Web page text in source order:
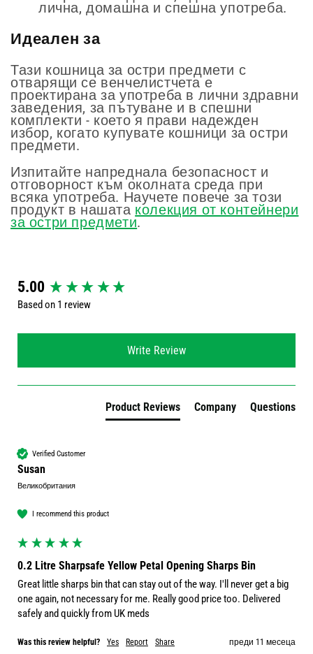
лична, домашна и спешна употреба.
Идеален за
Тази кошница за остри предмети с
отварящи се венчелистчета е
проектирана за употреба в лични здравни
заведения, за пътуване и в спешни
комплекти - което я прави надежден
избор, когато купувате кошници за остри
предмети.
Изпитайте напреднала безопасност и
отговорност към околната среда при
всяка употреба. Научете повече за този
продукт в нашата колекция от контейнери
за остри предмети.
5.00
Based on 1 review
Write Review
Product Reviews Company Questions
Verified Customer
Susan
Великобритания
I recommend this product
0.2 Litre Sharpsafe Yellow Petal Opening Sharps Bin
Great little sharps bin that can stay out of the way. I'll never get a big
one again, not necessary for me. Really good price too. Delivered
Was this review helpful? Yes Report Share преди 11 месеца
New content loaded